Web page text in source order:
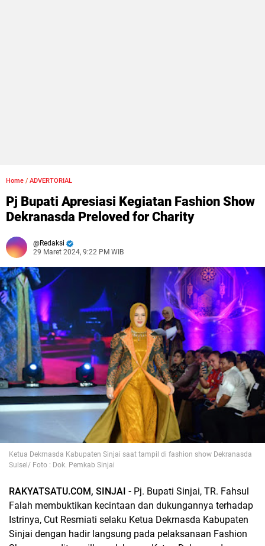
Home / ADVERTORIAL
Pj Bupati Apresiasi Kegiatan Fashion Show
Dekranasda Preloved for Charity
Redaksi
29 Maret 2024, 9:22 PM WIB
Ketua Dekrnasda Kabupaten Sinjai saat tampil di fashion show Dekranasda
Sulsel/ Foto : Dok. Pemkab Sinjai
RAKYATSATU.COM, SINJAI - Pj. Bupati Sinjai, TR. Fahsul
Falah membuktikan kecintaan dan dukungannya terhadap
Istrinya, Cut Resmiati selaku Ketua Dekrnasda Kabupaten
Sinjai dengan hadir langsung pada pelaksanaan Fashion